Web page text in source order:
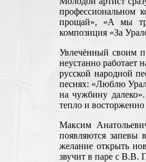
профессиональном
прощай», «А мы три
композиция «За
Увлечённый своим
неустанно работает
русской народной
песнях: «Люблю
на чужбину
тепло и
Максим
появляются запевы
желание открыть
звучит в паре с